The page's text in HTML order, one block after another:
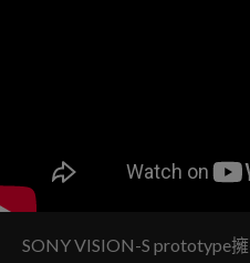
SONY VISION-S prototype